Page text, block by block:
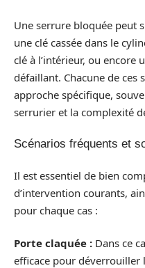
Une serrure bloquée peut
une clé cassée dans le
clé à l’intérieur, ou encore
défaillant. Chacune de ces
approche spécifique,
serrurier et la complexité
Scénarios fréquents et
Il est essentiel de bien
d’intervention courants,
pour chaque cas :
Porte claquée : Dans ce
efficace pour déverrouiller